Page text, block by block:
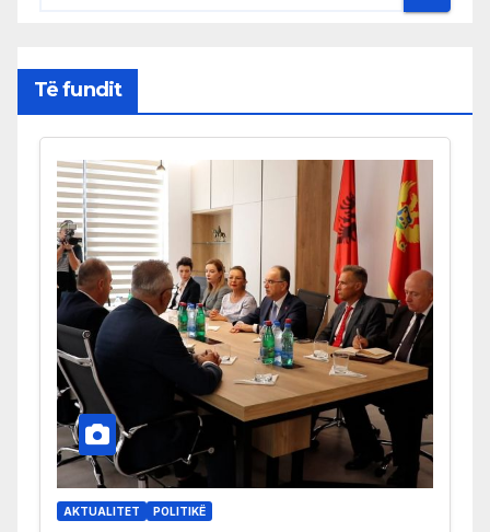
Të fundit
AKTUALITET POLITIKË